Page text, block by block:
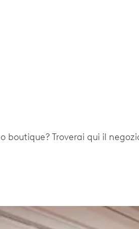
boutique? Troverai qui il